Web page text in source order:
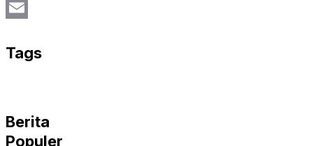
Twitter
Tags
Berita
Populer